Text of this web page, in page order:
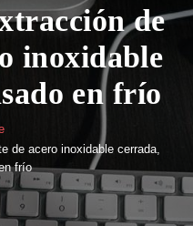
de
inoxidable
en frío
de acero inoxidable cerrada,
frío